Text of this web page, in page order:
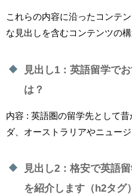
これらの内容に沿ったコンテ
な見出しを含むコンテンツの
見出し1：英語留学で
は？
内容 : 英語圏の留学先として
ダ、オーストラリアやニュー
見出し2：格安で英語
を紹介します（h2タグ）